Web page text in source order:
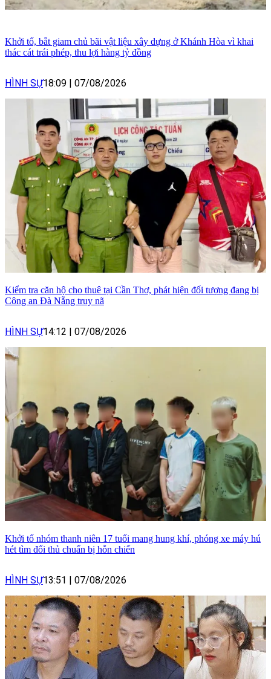
Khởi tố, bắt giam chủ bãi vật liệu xây dựng ở Khánh Hòa vì khai
thác cát trái phép, thu lợi hàng tỷ đồng
HÌNH SỰ18:09 07/08/2026
Kiểm tra căn hộ cho thuê tại Cần Thơ, phát hiện đối tượng đang bị
Công an Đà Nẵng truy nã
HÌNH SỰ14:12 07/08/2026
Khởi tố nhóm thanh niên 17 tuổi mang hung khí, phóng xe máy hú
hét tìm đối thủ chuẩn bị hỗn chiến
HÌNH SỰ13:51 07/08/2026